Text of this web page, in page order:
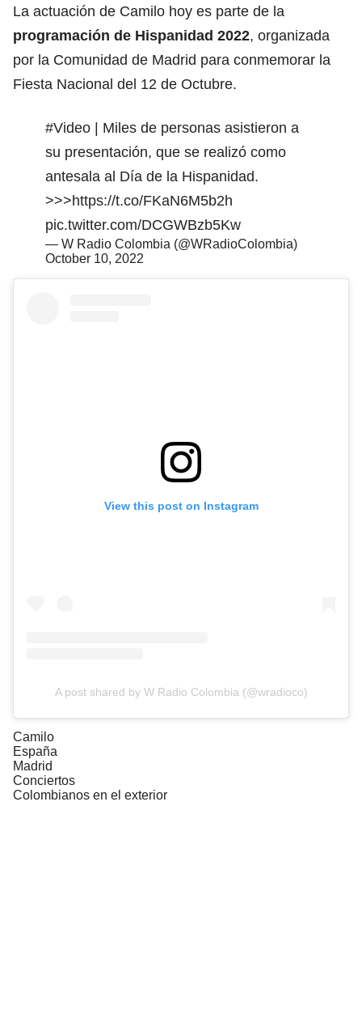
La actuación de Camilo hoy es parte de la
programación de Hispanidad 2022, organizada
por la Comunidad de Madrid para conmemorar la
Fiesta Nacional del 12 de Octubre.
#Video | Miles de personas asistieron a
su presentación, que se realizó como
antesala al Día de la Hispanidad.
>>>https://t.co/FKaN6M5b2h
pic.twitter.com/DCGWBzb5Kw
— W Radio Colombia (@WRadioColombia)
October 10, 2022
View this post on Instagram
A post shared by W Radio Colombia (@wradioco)
Camilo
España
Madrid
Conciertos
Colombianos en el exterior